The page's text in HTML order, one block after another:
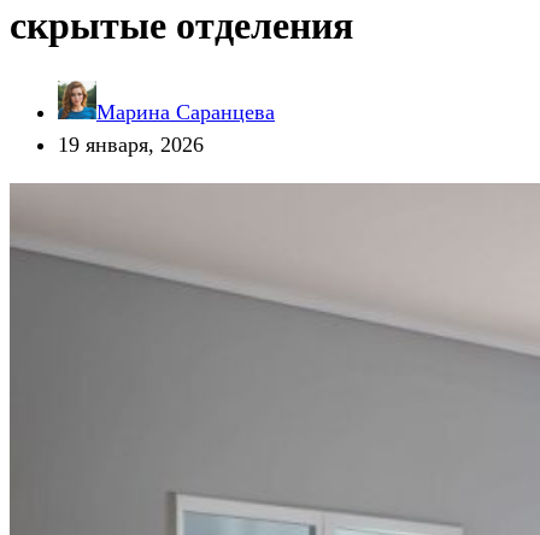
скрытые отделения
Марина Саранцева
19 января, 2026